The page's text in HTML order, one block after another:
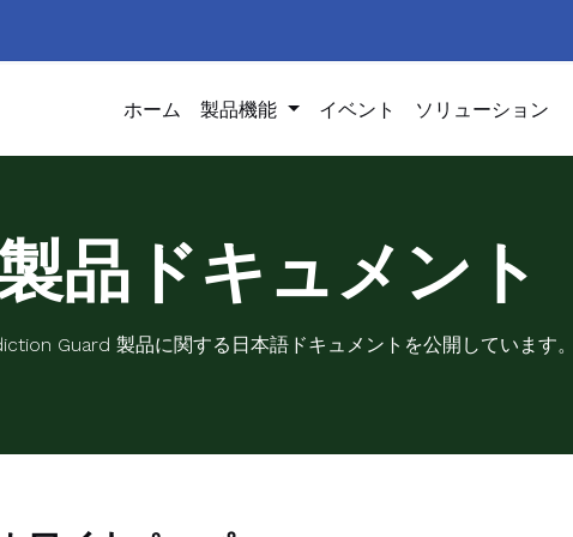
ホーム 製品機能 イベント ソリューション
品ドキュメント
Guard 製品に関する日本語ドキュメントを公開しています。